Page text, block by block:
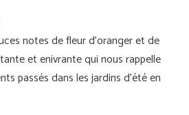
notes de fleur d’oranger et de
et enivrante qui nous rappelle
passés dans les jardins d’été en